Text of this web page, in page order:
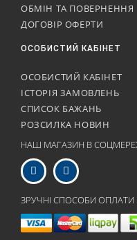
ОБМІН ТА ПОВЕРНЕННЯ
ДОГОВІР ОФЕРТИ
ОСОБИСТИЙ КАБІНЕТ
ОСОБИСТИЙ КАБІНЕТ
ІСТОРІЯ ЗАМОВЛЕНЬ
СПИСОК БАЖАНЬ
РОЗСИЛКА НОВИН
НАШ МАГАЗИН В
ЗРУЧНІ СПОСОБИ ОПЛАТИ